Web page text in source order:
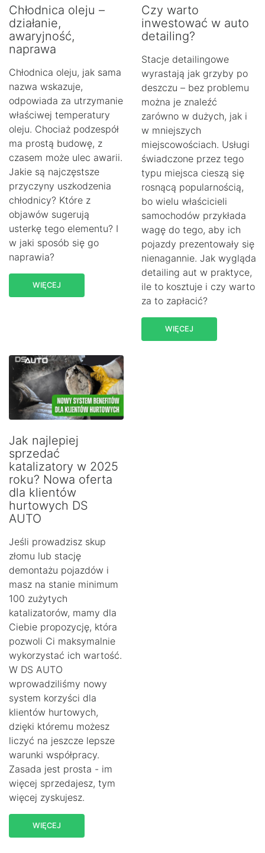
Chłodnica oleju –
działanie,
awaryjność,
naprawa
Chłodnica oleju, jak sama
nazwa wskazuje,
odpowiada za utrzymanie
właściwej temperatury
oleju. Chociaż podzespół
ma prostą budowę, z
czasem może ulec awarii.
Jakie są najczęstsze
przyczyny uszkodzenia
chłodnicy? Które z
objawów sugerują
usterkę tego elementu? I
w jaki sposób się go
naprawia?
WIĘCEJ
Czy warto
inwestować w auto
detailing?
Stacje detailingowe
wyrastają jak grzyby po
deszczu – bez problemu
można je znaleźć
zarówno w dużych, jak i
w mniejszych
miejscowościach. Usługi
świadczone przez tego
typu miejsca cieszą się
rosnącą popularnością,
bo wielu właścicieli
samochodów przykłada
wagę do tego, aby ich
pojazdy prezentowały się
nienagannie. Jak wygląda
detailing aut w praktyce,
ile to kosztuje i czy warto
za to zapłacić?
WIĘCEJ
Jak najlepiej
sprzedać
katalizatory w 2025
roku? Nowa oferta
dla klientów
hurtowych DS
AUTO
Jeśli prowadzisz skup
złomu lub stację
demontażu pojazdów i
masz na stanie minimum
100 zużytych
katalizatorów, mamy dla
Ciebie propozycję, która
pozwoli Ci maksymalnie
wykorzystać ich wartość.
W DS AUTO
wprowadziliśmy nowy
system korzyści dla
klientów hurtowych,
dzięki któremu możesz
liczyć na jeszcze lepsze
warunki współpracy.
Zasada jest prosta - im
więcej sprzedajesz, tym
więcej zyskujesz.
WIĘCEJ